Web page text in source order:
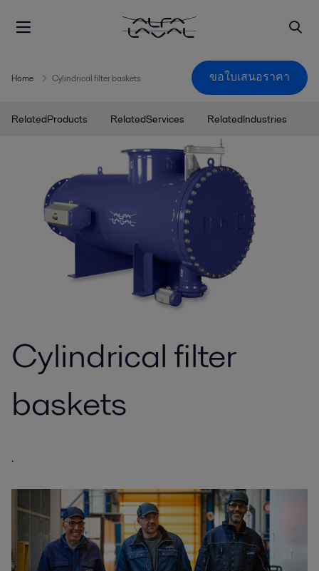
Home Cylindrical filter baskets ขอใบเสนอราคา
RelatedProducts RelatedServices RelatedIndustries
Cylindrical filter
baskets
.